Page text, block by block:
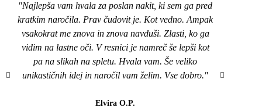
"Najlepša vam hvala za poslan nakit, ki sem ga pred
kratkim naročila. Prav čudovit je. Kot vedno. Ampak
vsakokrat me znova in znova navduši. Zlasti, ko ga
vidim na lastne oči. V resnici je namreč še lepši kot
pa na slikah na spletu. Hvala vam. Še veliko
unikastičnih idej in naročil vam želim. Vse dobro."
Elvira O.P.